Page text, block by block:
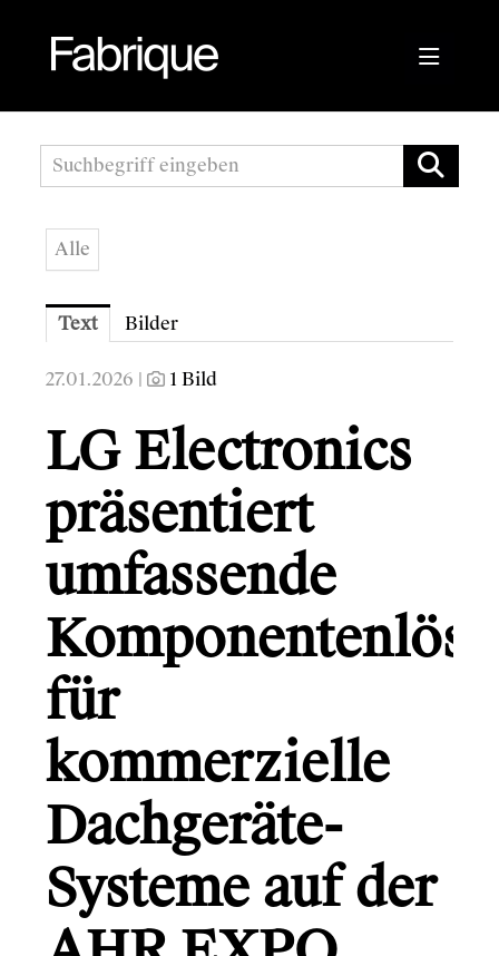
Pressemitteilungen
Fabrique Agency
Bioblo
Sunshine Mastering
Austrian Audio
Gründerio
Canal+
Learning Hospital
Friends in Flats
Monsterfreunde
Info
Alle
Text Bilder
27.01.2026 | 1 Bild
LG Electronics
präsentiert
umfassende
für
kommerzielle
Dachgeräte-
Systeme auf der